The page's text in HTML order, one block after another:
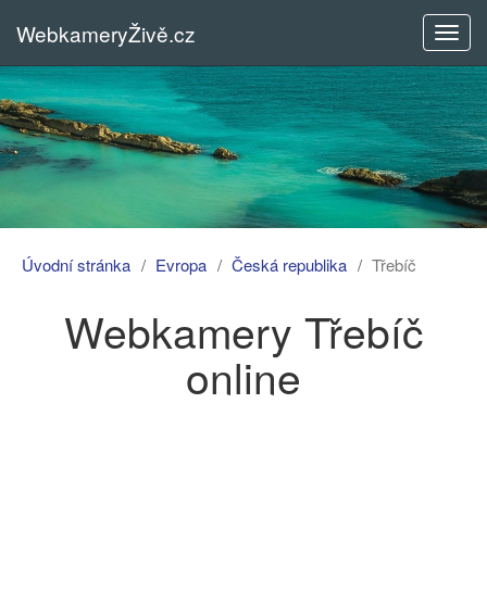
menu
WebkameryŽivě.cz
Úvodní stránka Evropa Česká republika Třebíč
Webkamery Třebíč
online